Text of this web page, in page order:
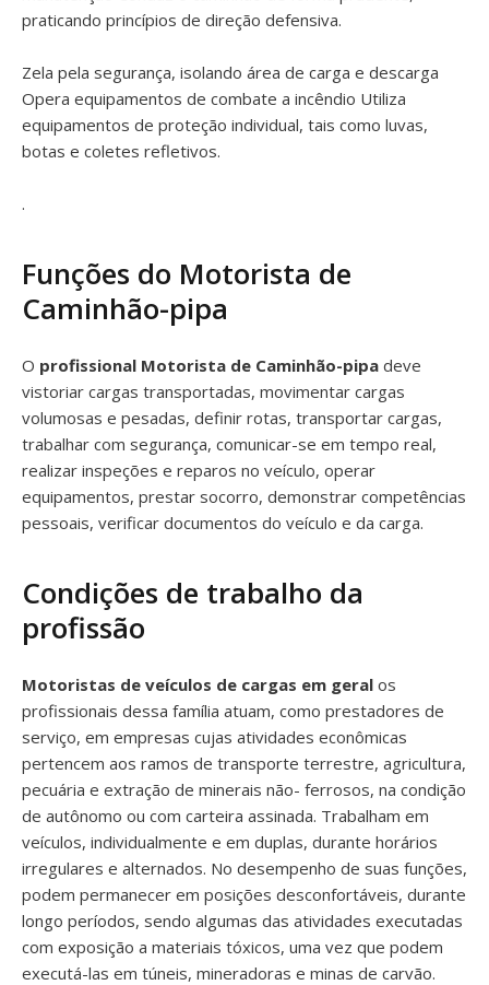
praticando princípios de direção defensiva.
Zela pela segurança, isolando área de carga e descarga
Opera equipamentos de combate a incêndio Utiliza
equipamentos de proteção individual, tais como luvas,
botas e coletes refletivos.
.
Funções do Motorista de
Caminhão-pipa
O profissional Motorista de Caminhão-pipa deve
vistoriar cargas transportadas, movimentar cargas
volumosas e pesadas, definir rotas, transportar cargas,
trabalhar com segurança, comunicar-se em tempo real,
realizar inspeções e reparos no veículo, operar
equipamentos, prestar socorro, demonstrar competências
pessoais, verificar documentos do veículo e da carga.
Condições de trabalho da
profissão
Motoristas de veículos de cargas em geral os
profissionais dessa família atuam, como prestadores de
serviço, em empresas cujas atividades econômicas
pertencem aos ramos de transporte terrestre, agricultura,
pecuária e extração de minerais não- ferrosos, na condição
de autônomo ou com carteira assinada. Trabalham em
veículos, individualmente e em duplas, durante horários
irregulares e alternados. No desempenho de suas funções,
podem permanecer em posições desconfortáveis, durante
longo períodos, sendo algumas das atividades executadas
com exposição a materiais tóxicos, uma vez que podem
executá-las em túneis, mineradoras e minas de carvão.